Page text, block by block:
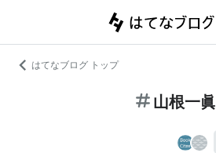
はてなブログ トップ
山根一眞